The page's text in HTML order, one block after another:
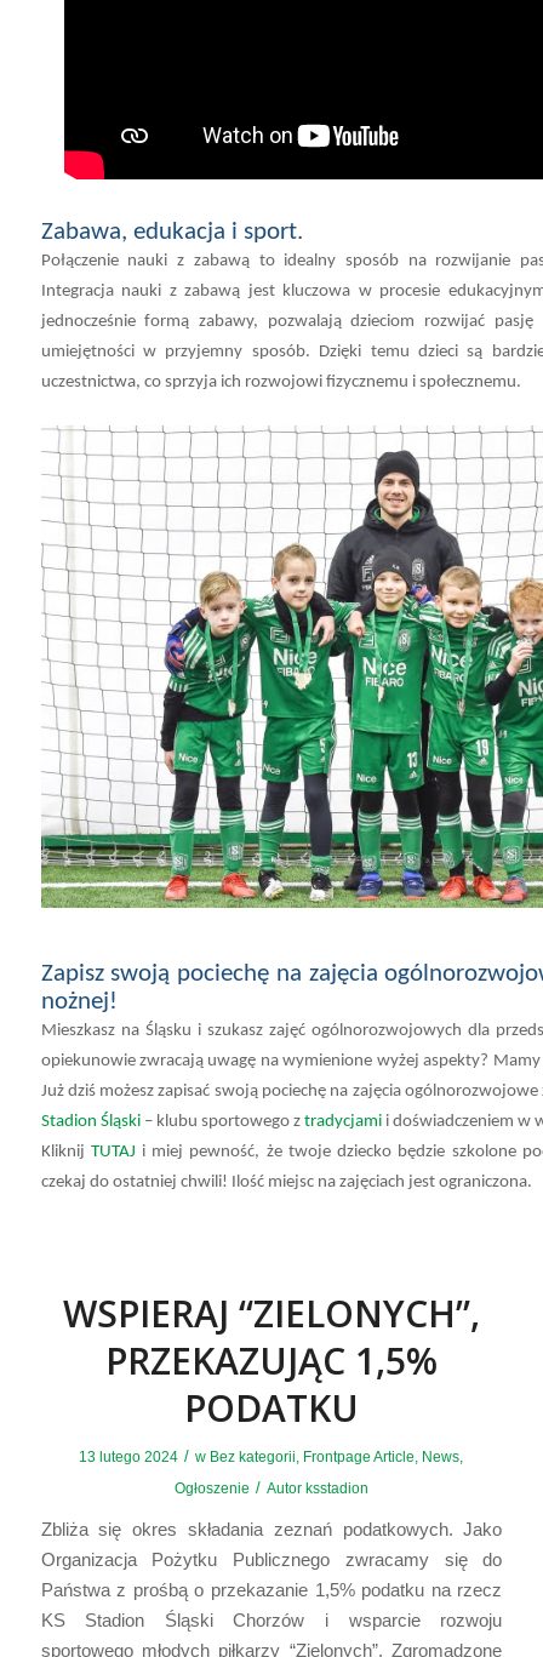
Zabawa, edukacja i sport.
Połączenie nauki z zabawą to idealny sposób na rozwijanie
Integracja nauki z zabawą jest kluczowa w procesie
jednocześnie formą zabawy, pozwalają dzieciom rozwijać
umiejętności w przyjemny sposób. Dzięki temu dzieci są
uczestnictwa, co sprzyja ich rozwojowi fizycznemu i społecznemu.
Zapisz swoją pociechę na zajęcia
nożnej!
Mieszkasz na Śląsku i szukasz zajęć ogólnorozwojowych dla
opiekunowie zwracają uwagę na wymienione wyżej aspekty?
Już dziś możesz zapisać swoją pociechę na zajęcia
Stadion Śląski– klubu sportowego z tradycjamii doświadczeniem w
Kliknij TUTAJ i miej pewność, że twoje dziecko będzie szkolone
czekaj do ostatniej chwili! Ilość miejsc na zajęciach jest ograniczona.
WSPIERAJ “ZIELONYCH”,
PRZEKAZUJĄC 1,5%
PODATKU
13 lutego 2024 / w Bez kategorii, Frontpage Article, News,
Ogłoszenie / Autor ksstadion
Zbliża się okres składania zeznań podatkowych. Jako
Organizacja Pożytku Publicznego zwracamy się do
Państwa z prośbą o przekazanie 1,5% podatku na rzecz
KS Stadion Śląski Chorzów i wsparcie rozwoju
sportowego młodych piłkarzy “Zielonych”. Zgromadzone